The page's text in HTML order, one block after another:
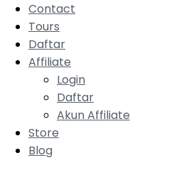
Contact
Tours
Daftar
Affiliate
Login
Daftar
Akun Affiliate
Store
Blog